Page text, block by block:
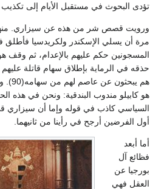
تؤدى البحوث في مستقبل الأيام إلى تكذيب
ورويت قصص شر من هذه عن سيزاري. منها
مرة أن يسلي الإسكندر ولكريدسيا فأطلق
المسجونين حكم عليهم بالإعدام، ثم وقف
حذقه في الرماية بإطلاق سهام قاتلة عليهم
هم
هو كابيلو مندوب البندقية: ونحن في هذه
السياسي كاذب في قوله وإما أن سيزاري
أول الفرضين أرجح في رأينا من ثانيهما.
أما أبعد
فظائع آل
بورجيا عن
العقل فهي